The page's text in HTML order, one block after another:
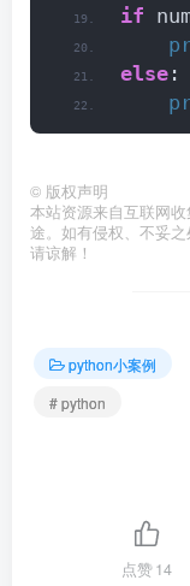
if
else :
© 版权声明
本站资源来自互联网
途。如有侵权、不妥
请谅解！
python小案例
# python
点赞14